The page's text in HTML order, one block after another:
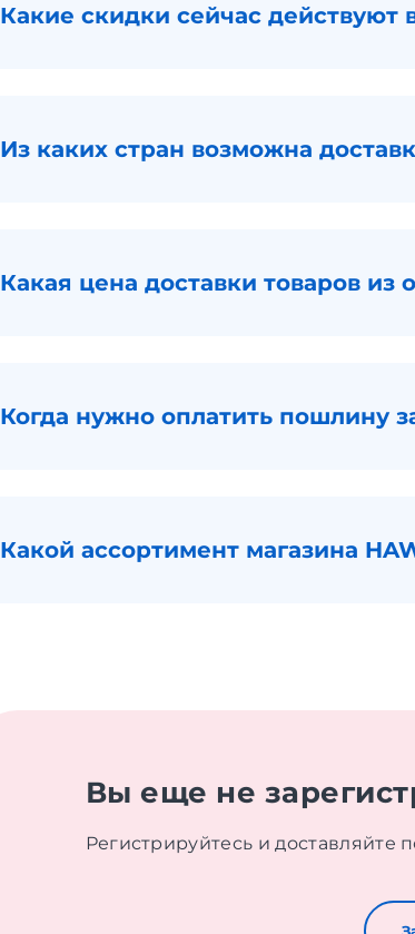
Какие скидки сейчас действуют
Из каких стран возможна
Какая цена доставки товаров из
Когда нужно оплатить пошлину
Какой ассортимент магазина
Вы еще не
Регистрируйтесь и доставляйте